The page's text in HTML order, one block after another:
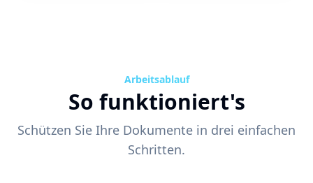
Arbeitsablauf
So funktioniert's
Schützen Sie Ihre Dokumente in drei einfachen
Schritten.